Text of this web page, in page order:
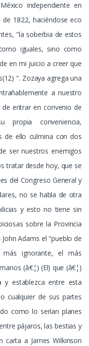
independiente en
1822, haciéndose eco
"la soberbia de estos
iguales, sino como
en mi juicio a creer que
". Zozaya agrega una
a nuestro
entrar en convenio de
conveniencia,
de ello culmina con dos
ser nuestros enemigos
tratar desde hoy, que se
del Congreso General y
no se habla de otra
y esto no tiene sin
sobre la Provincia
Adams el "pueblo de
ignorante, el más
(â€¦) (El) que (â€¦)
y establezca entre esta
cualquier de sus partes
como lo serían planes
pájaros, las bestias y
carta a James Wilkinson